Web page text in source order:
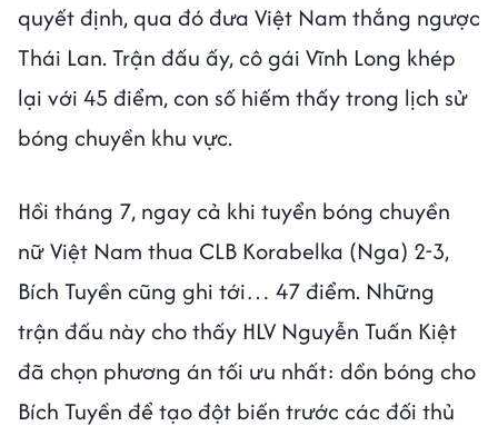
quyết định, qua đó đưa Việt Nam thắng ngược
Thái Lan. Trận đấu ấy, cô gái Vĩnh Long khép
lại với 45 điểm, con số hiếm thấy trong lịch sử
bóng chuyền khu vực.
Hồi tháng 7, ngay cả khi tuyển bóng chuyền
nữ Việt Nam thua CLB Korabelka (Nga) 2-3,
Bích Tuyền cũng ghi tới… 47 điểm. Những
trận đấu này cho thấy HLV Nguyễn Tuấn Kiệt
đã chọn phương án tối ưu nhất: dồn bóng cho
Bích Tuyền để tạo đột biến trước các đối thủ